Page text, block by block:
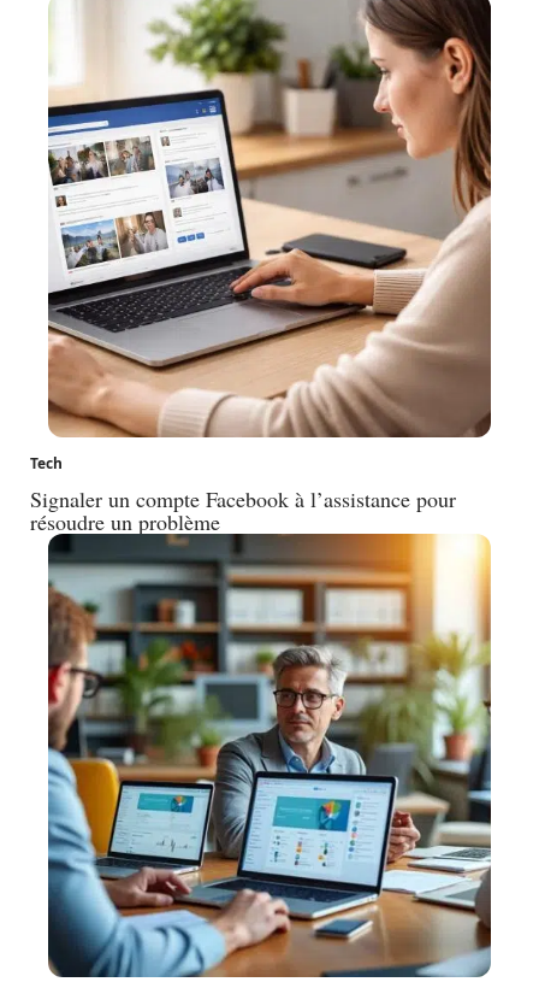
Tech
Signaler un compte Facebook à l’assistance pour
résoudre un problème